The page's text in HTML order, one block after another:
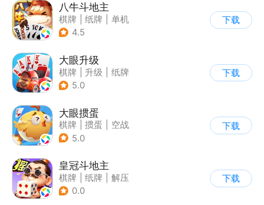
八牛斗地主
棋牌 纸牌
单机
4.5
下载
大眼升级
棋牌 升级
纸牌
5.0
下载
大眼掼蛋
棋牌 掼蛋
空战
| 儿童游戏
5.0
下载
皇冠斗地主
棋牌 纸牌
解压
| Q版
0.0
下载